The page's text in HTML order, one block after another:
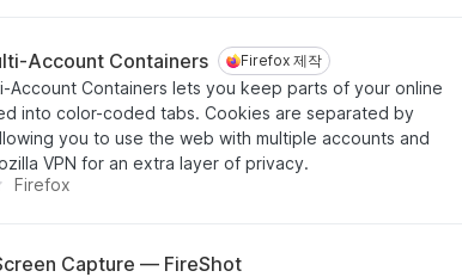
Account Containers Firefox 제작
Firefox 제작
Account Containers lets you keep parts of your online
into color-coded tabs. Cookies are separated by
you to use the web with multiple accounts and
VPN for an extra layer of privacy.
Firefox
Capture — FireShot